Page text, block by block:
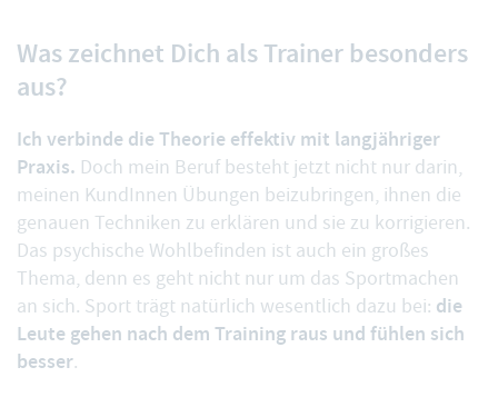
Was zeichnet Dich als Trainer besonders
aus?
Ich verbinde die Theorie effektiv mit langjähriger
Praxis. Doch mein Beruf besteht jetzt nicht nur darin,
meinen KundInnen Übungen beizubringen, ihnen die
genauen Techniken zu erklären und sie zu korrigieren.
Das psychische Wohlbefinden ist auch ein großes
Thema, denn es geht nicht nur um das Sportmachen
an sich. Sport trägt natürlich wesentlich dazu bei: die
Leute gehen nach dem Training raus und fühlen sich
besser.